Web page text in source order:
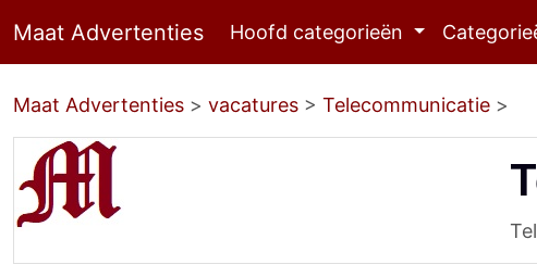
Maat Advertenties Hoofd categorieën
Maat Advertenties > vacatures > Telecommunicatie >